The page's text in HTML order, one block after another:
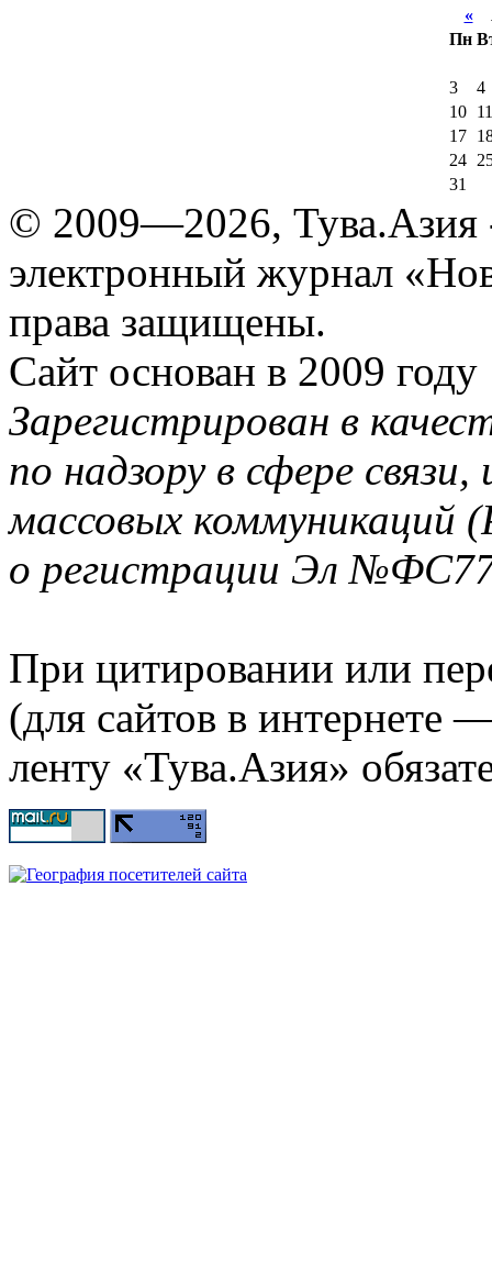
«
Пн
3
4
10
11
17
24
31
© 2009—2026, Тува.Азия
электронный журнал
права защищены.
Сайт основан в 2009 году
Зарегистрирован в
по надзору в сфере
массовых коммуникаций
о регистрации Эл
При цитировании или
(для сайтов в интернете
ленту «Тува.Азия»